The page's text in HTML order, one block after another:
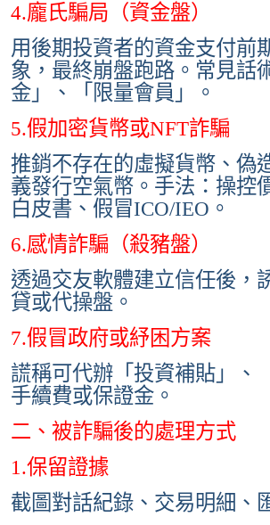
4.龐氏騙局（資金盤）
用後期投資者的資金支付前
象，最終崩盤跑路。常見話
金」、「限量會員」。
5.假加密貨幣或NFT詐騙
推銷不存在的虛擬貨幣、偽
義發行空氣幣。手法：操控
白皮書、假冒ICO/IEO。
6.感情詐騙（殺豬盤）
透過交友軟體建立信任後，
貸或代操盤。
7.假冒政府或紓困方案
謊稱可代辦「投資補貼」、
手續費或保證金。
二、被詐騙後的處理方式
1.保留證據
截圖對話紀錄、交易明細、